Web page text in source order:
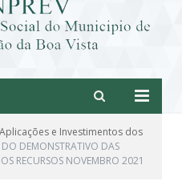
e Investimentos dos
DO DEMONSTRATIVO DAS
RECURSOS NOVEMBRO 2021